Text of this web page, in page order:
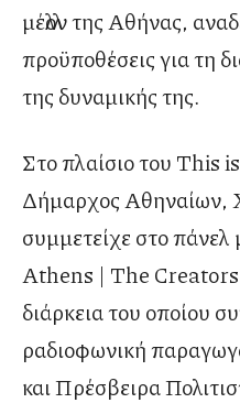
μέλλον της Αθήνας,
προϋποθέσεις για τη
της δυναμικής της.
Στο πλαίσιο του This
Δήμαρχος Αθηναίων,
συμμετείχε στο
Athens | The
διάρκεια του οποίου
ραδιοφωνική
και Πρέσβειρα